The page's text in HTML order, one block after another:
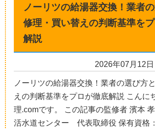
ノーリツの給湯器交換！業者
修理・買い替えの判断基準を
解説
2026年07月12日
ノーリツの給湯器交換！業者の選び方
えの判断基準をプロが徹底解説 こんに
理.comです。 この記事の監修者 濱本
活水道センター 代表取締役 保有資格